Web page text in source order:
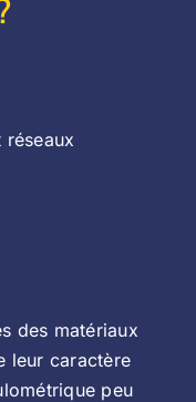
réseaux
des matériaux
leur caractère
peu